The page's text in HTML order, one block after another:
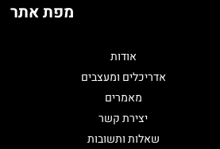
מפת אתר
אודות
אדריכלים ומעצבים
מאמרים
יצירת קשר
שאלות ותשובות